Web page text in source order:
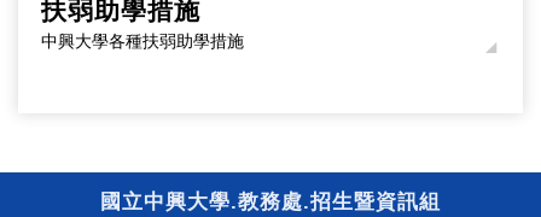
扶弱助學措施
中興大學各種扶弱助學措施
國立中興大學.教務處.招生暨資訊組